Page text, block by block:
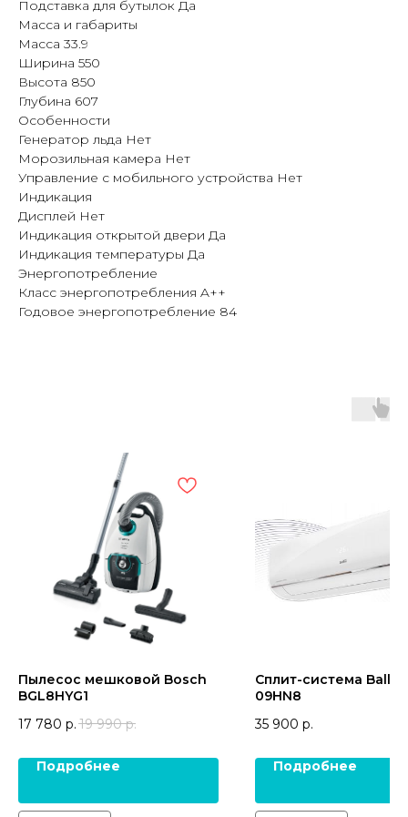
Подставка для бутылок Да
Масса и габариты
Масса 33.9
Ширина 550
Высота 850
Глубина 607
Особенности
Генератор льда Нет
Морозильная камера Нет
Управление с мобильного устройства Нет
Индикация
Дисплей Нет
Индикация открытой двери Да
Индикация температуры Да
Энергопотребление
Класс энергопотребления A++
Годовое энергопотребление 84
Пылесос мешковой Bosch
BGL8HYG1
17 780 р. 19 990 р.
Подробнее
Сплит-система Ballu
09HN8
35 900 р.
Подробнее